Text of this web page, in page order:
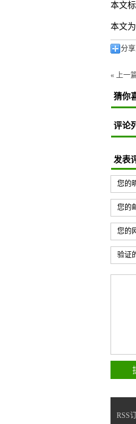
本文标
本文
分享
« 上一
猜你
评论
发表
您的
您的
您的
验证
RSS